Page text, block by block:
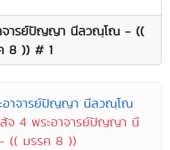
จารย์ปัญญา นีลวณฺโณ - ((
8 )) # 1
อาจารย์ปัญญา นีลวณฺโณ
จ 4 พระอาจารย์ปัญญา นี
(( มรรค 8 ))